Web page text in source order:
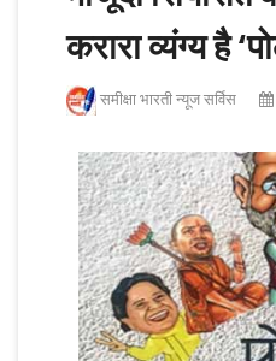
करारा व्यंग्य है
समीक्षा भारती न्यूज सर्विस